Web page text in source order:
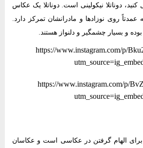
کنید، دوناتلا نیکولینی است. دوناتلا یک عکاس
عمدتاً روی نوزادها و مادرانشان تمرکز دارد.
و بسیار چشمگیر و دلنواز هستند.
https://www.instagram.com/p/
https://www.instagram.com/p/
برای الهام گرفتن در عکاسی است و عکاسان